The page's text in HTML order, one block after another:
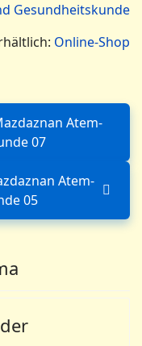
Gesundheitskunde
Online-Shop
Beitrag: Ein
Atem-
07
Beitrag: Ein kurzer
Atem-
05